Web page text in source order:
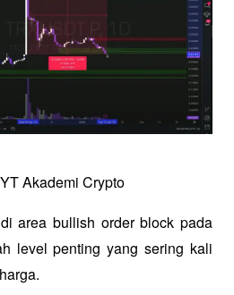
Akademi Crypto
area bullish order block pada
level penting yang sering kali